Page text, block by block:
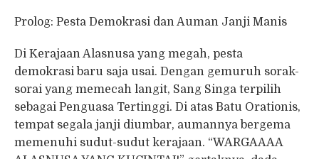
Prolog: Pesta Demokrasi dan Auman Janji Manis
Di Kerajaan Alasnusa yang megah, pesta
demokrasi baru saja usai. Dengan gemuruh sorak-
sorai yang memecah langit, Sang Singa terpilih
sebagai Penguasa Tertinggi. Di atas Batu Orationis,
tempat segala janji diumbar, aumannya bergema
memenuhi sudut-sudut kerajaan. “WARGAAAA